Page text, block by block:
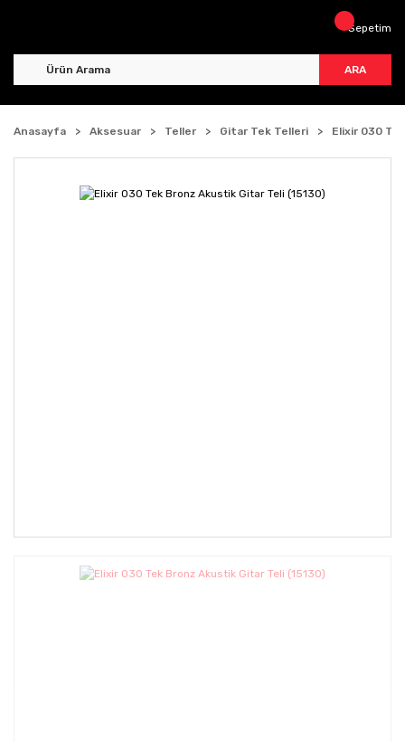
ARA
Sepetim
Anasayfa Aksesuar Teller Gitar Tek Telleri Elixir 030